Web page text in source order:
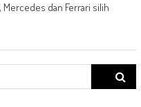
Mercedes dan Ferrari silih
Search
for: